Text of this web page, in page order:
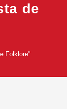
de
Folklore"